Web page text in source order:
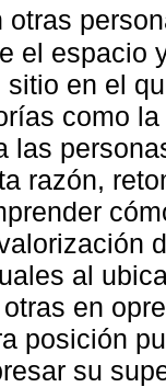
el espacio
en el
como
las
razón,
al
en
posición
su